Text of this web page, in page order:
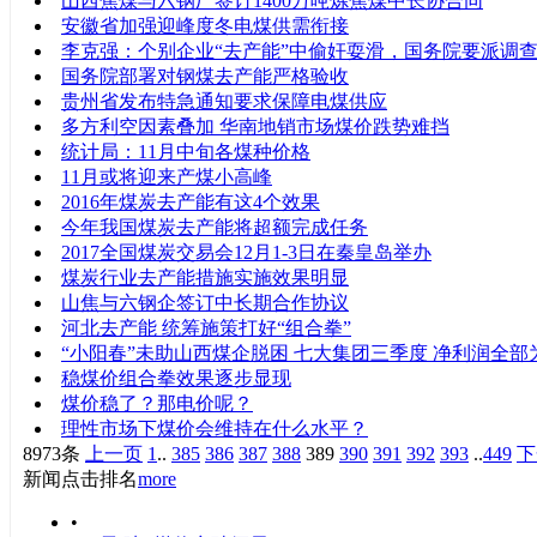
安徽省加强迎峰度冬电煤供需衔接
李克强：个别企业“去产能”中偷奸耍滑，国务院要派调查
国务院部署对钢煤去产能严格验收
贵州省发布特急通知要求保障电煤供应
多方利空因素叠加 华南地销市场煤价跌势难挡
统计局：11月中旬各煤种价格
11月或将迎来产煤小高峰
2016年煤炭去产能有这4个效果
今年我国煤炭去产能将超额完成任务
2017全国煤炭交易会12月1-3日在秦皇岛举办
煤炭行业去产能措施实施效果明显
山焦与六钢企签订中长期合作协议
河北去产能 统筹施策打好“组合拳”
“小阳春”未助山西煤企脱困 七大集团三季度 净利润全部
稳煤价组合拳效果逐步显现
煤价稳了？那电价呢？
理性市场下煤价会维持在什么水平？
8973条
上一页 1 .. 385 386 387 388 389 390 391 392 393 ..449
新闻点击排名more
•